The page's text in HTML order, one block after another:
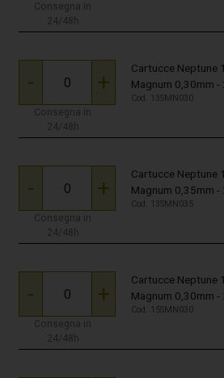
Consegna in
24/48h
- +
Consegna in
24/48h
Cartucce Neptune
Magnum 0,30mm -
Cod. 13SMN030
- +
Consegna in
24/48h
Cartucce Neptune
Magnum 0,35mm -
Cod. 13SMN035
- +
Consegna in
24/48h
Cartucce Neptune
Magnum 0,30mm -
Cod. 15SMN030